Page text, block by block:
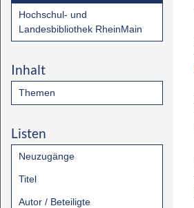
Hochschul- und
Landesbibliothek RheinMain
Inhalt
Themen
Listen
Neuzugänge
Titel
Autor / Beteiligte